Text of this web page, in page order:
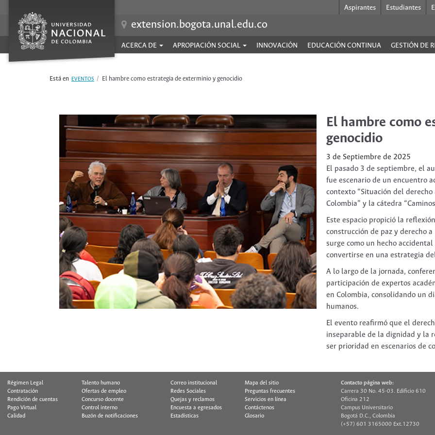
contenido
principal
Aspirantes Estudiantes
extension.bogota.unal.edu.co
Navegación
ACERCA DE APROPIACIÓN SOCIAL INNOVACIÓN EDUCACIÓN CONTINUA GESTIÓN DE
EVENTOS El hambre como estrategia de exterminio y genocidio
El hambre como
genocidio
3 de Septiembre de 2025
El pasado 3 de septiembre, el
fue escenario de un encuentro
contexto “Situación del
Colombia” y la cátedra
Este espacio propició la
construcción de paz y derecho
surge como un hecho
convertirse en una estrategia
A lo largo de la jornada,
participación de expertos
en Colombia, consolidando un
humanos.
El evento reafirmó que el
inseparable de la dignidad y la
ser prioridad en escenarios de
Régimen Legal
Talento humano
Contratación
Ofertas de empleo
Rendición de cuentas
Concurso docente
Pago Virtual
Control interno
Calidad
Buzón de notificaciones
Correo institucional
Mapa del sitio
Redes Sociales
Preguntas frecuentes
Quejas y reclamos
Servicios en línea
Encuesta a egresados
Contáctenos
Estadísticas
Glosario
Contacto página web:
Carrera 30 No. 45-03. Edificio 610
Oficina 212
Campus Universitario
Bogotá D.C., Colombia
(+57) 601 3165000 Ext.12730